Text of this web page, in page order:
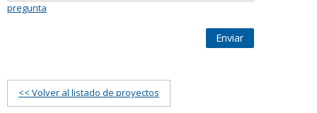
pregunta
Enviar
<< Volver al listado de proyectos